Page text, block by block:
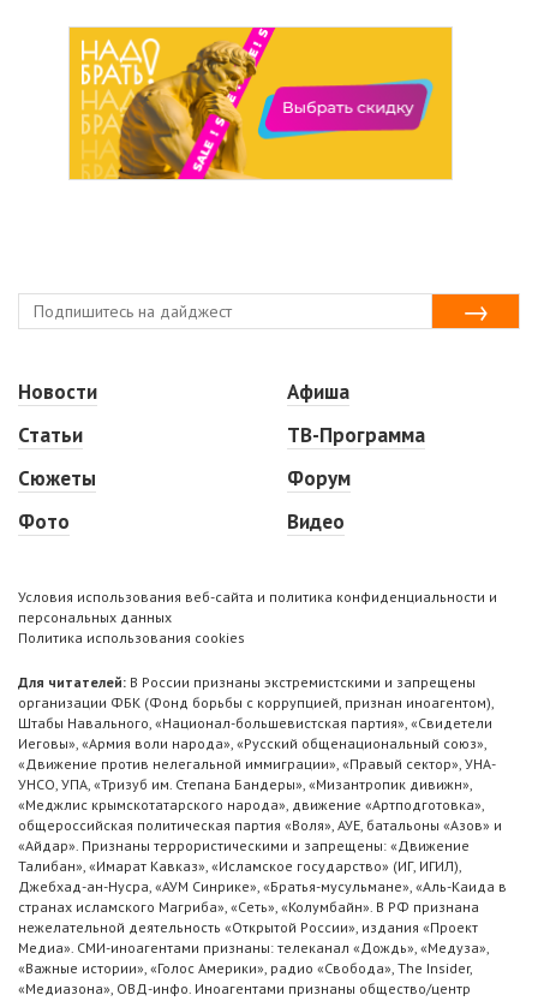
Новости
Статьи
Сюжеты
Фото
Афиша
ТВ-Программа
Форум
Видео
Условия использования веб-сайта и политика конфиденциальности и
персональных данных
Политика использования cookies
Для читателей: В России признаны экстремистскими и запрещены
организации ФБК (Фонд борьбы с коррупцией, признан иноагентом),
Штабы Навального, «Национал-большевистская партия», «Свидетели
Иеговы», «Армия воли народа», «Русский общенациональный союз»,
«Движение против нелегальной иммиграции», «Правый сектор», УНА-
УНСО, УПА, «Тризуб им. Степана Бандеры», «Мизантропик дивижн»,
«Меджлис крымскотатарского народа», движение «Артподготовка»,
общероссийская политическая партия «Воля», АУЕ, батальоны «Азов» и
«Айдар». Признаны террористическими и запрещены: «Движение
Талибан», «Имарат Кавказ», «Исламское государство» (ИГ, ИГИЛ),
Джебхад-ан-Нусра, «АУМ Синрике», «Братья-мусульмане», «Аль-Каида в
странах исламского Магриба», «Сеть», «Колумбайн». В РФ признана
нежелательной деятельность «Открытой России», издания «Проект
Медиа». СМИ-иноагентами признаны: телеканал «Дождь», «Медуза»,
«Важные истории», «Голос Америки», радио «Свобода», The Insider,
«Медиазона», ОВД-инфо. Иноагентами признаны общество/центр